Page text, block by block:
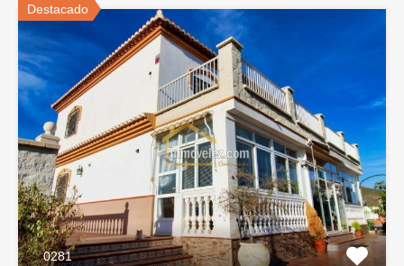
Destacado
0281